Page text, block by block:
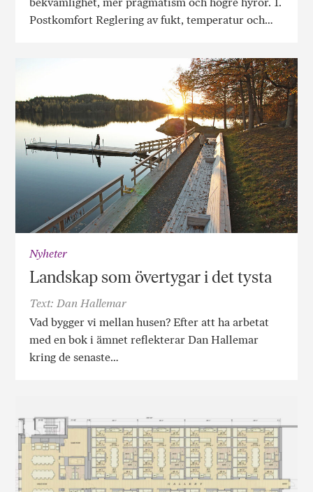
Postkomfort Reglering av fukt, temperatur och…
Nyheter
Landskap som övertygar i det tysta
Text: Dan Hallemar
Vad bygger vi mellan husen? Efter att ha arbetat
med en bok i ämnet reflekterar Dan Hallemar
kring de senaste…